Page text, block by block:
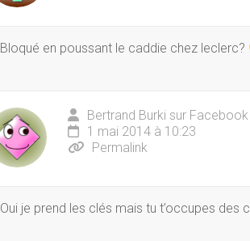
Bloqué en poussant le caddie chez leclerc?
Bertrand Burki sur Facebook
1 mai 2014 à 10:23
Permalink
Oui je prend les clés mais tu t’occupes des